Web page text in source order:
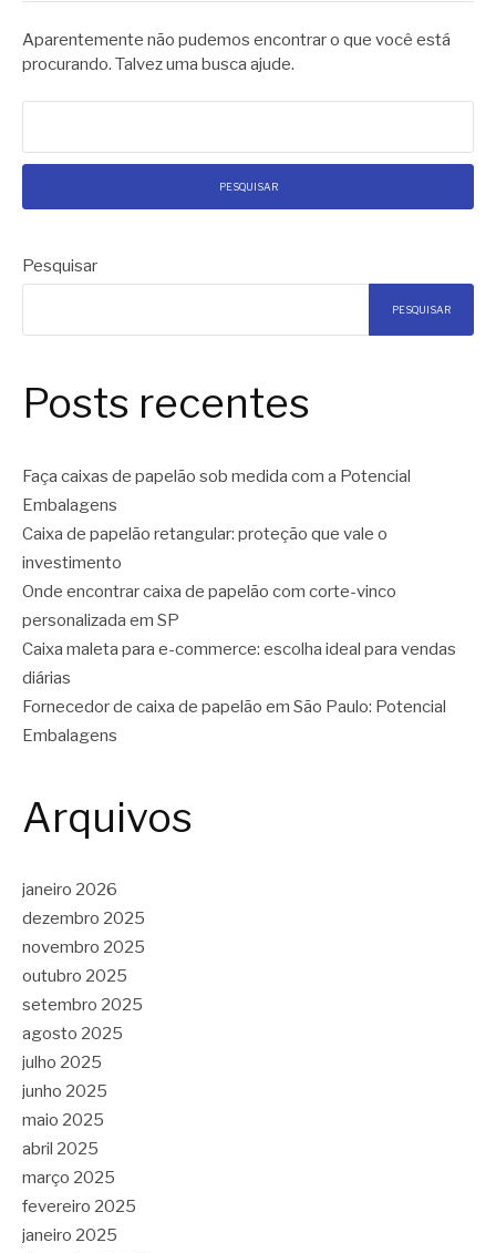
Aparentemente não pudemos encontrar o que você está
procurando. Talvez uma busca ajude.
Pesquisar
PESQUISAR
Posts recentes
Faça caixas de papelão sob medida com a Potencial
Embalagens
Caixa de papelão retangular: proteção que vale o
investimento
Onde encontrar caixa de papelão com corte-vinco
personalizada em SP
Caixa maleta para e-commerce: escolha ideal para vendas
diárias
Fornecedor de caixa de papelão em São Paulo: Potencial
Embalagens
Arquivos
janeiro 2026
dezembro 2025
novembro 2025
outubro 2025
setembro 2025
agosto 2025
julho 2025
junho 2025
maio 2025
abril 2025
março 2025
fevereiro 2025
janeiro 2025